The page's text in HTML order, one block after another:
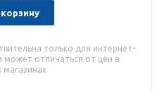
только для интернет-
может отличаться от цен в
магазинах